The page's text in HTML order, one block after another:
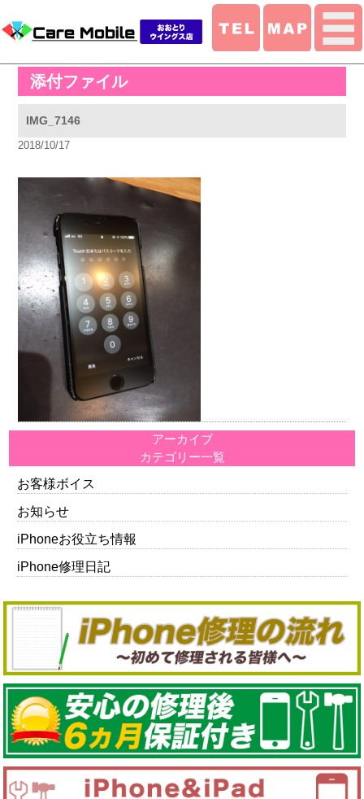
添付ファイル
IMG_7146
2018/10/17
アーカイブ
カテゴリー一覧
お客様ボイス
お知らせ
iPhoneお役立ち情報
iPhone修理日記